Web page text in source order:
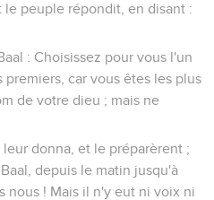
le peuple répondit, en disant :
: Choisissez pour vous l'un
car vous êtes les plus
de votre dieu ; mais ne
donna, et le préparèrent ;
depuis le matin jusqu'à
nous ! Mais il n'y eut ni voix ni